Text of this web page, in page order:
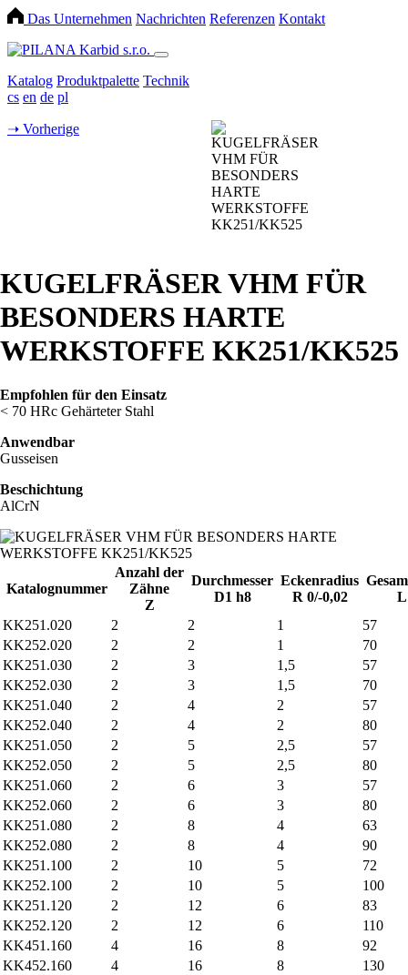
Das Unternehmen Nachrichten Referenzen Kontakt
Katalog Produktpalette Technik
cs en de pl
➝ Vorherige
KUGELFRÄSER VHM FÜR
BESONDERS HARTE
WERKSTOFFE KK251/KK525
Empfohlen für den Einsatz
< 70 HRc Gehärteter Stahl
Anwendbar
Gusseisen
Beschichtung
AlCrN
Katalognummer
Anzahl der
Zähne
Z
Durchmesser
D1 h8
Eckenradius
R 0/-0,02
KK251.020
2 2 1
57
KK252.020
2 2 1
70
KK251.030
2 3 1,5
57
KK252.030
2 3 1,5
70
KK251.040
2 4 2
57
KK252.040
2 4 2
80
KK251.050
2 5 2,5
57
KK252.050
2 5 2,5
80
KK251.060
2 6 3
57
KK252.060
2 6 3
80
KK251.080
2 8 4
63
KK252.080
2 8 4
90
KK251.100
2 10 5
72
KK252.100
2 10 5
100
KK251.120
2 12 6
83
KK252.120
2 12 6
110
KK451.160
4 16 8
92
KK452.160
4 16 8
130